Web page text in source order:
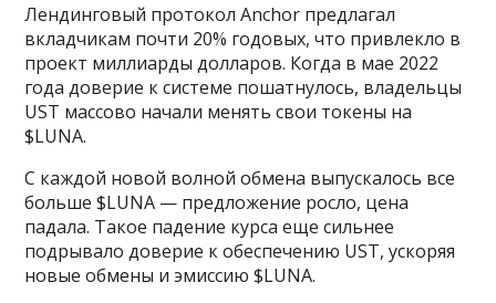
Лендинговый протокол Anchor предлагал
вкладчикам почти 20% годовых, что привлекло в
проект миллиарды долларов. Когда в мае 2022
года доверие к системе пошатнулось, владельцы
UST массово начали менять свои токены на
$LUNA.
С каждой новой волной обмена выпускалось все
больше $LUNA — предложение росло, цена
падала. Такое падение курса еще сильнее
подрывало доверие к обеспечению UST, ускоряя
новые обмены и эмиссию $LUNA.